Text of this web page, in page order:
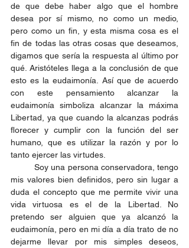
de que debe haber algo que el hombre
desea por sí mismo, no como un medio,
pero como un fin, y esta misma cosa es el
fin de todas las otras cosas que deseamos,
digamos que sería la respuesta al último por
qué. Aristóteles llega a la conclusión de que
esto es la eudaimonía. Así que de acuerdo
con este pensamiento alcanzar la
eudaimonía simboliza alcanzar la máxima
Libertad, ya que cuando la alcanzas podrás
florecer y cumplir con la función del ser
humano, que es utilizar la razón y por lo
tanto ejercer las virtudes.
	Soy una persona conservadora, tengo
mis valores bien definidos, pero sin lugar a
duda el concepto que me permite vivir una
vida virtuosa es el de la Libertad. No
pretendo ser alguien que ya alcanzó la
eudaimonía, pero en mi día a día trato de no
dejarme llevar por mis simples deseos,